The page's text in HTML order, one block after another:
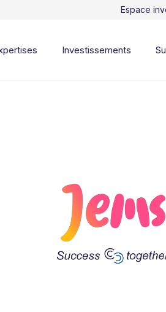
Espace
Investissements